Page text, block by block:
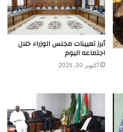
أبرز تعيينات مجلس الوزراء خلال
اجتماعه اليوم
أكتوبر 30, 2025